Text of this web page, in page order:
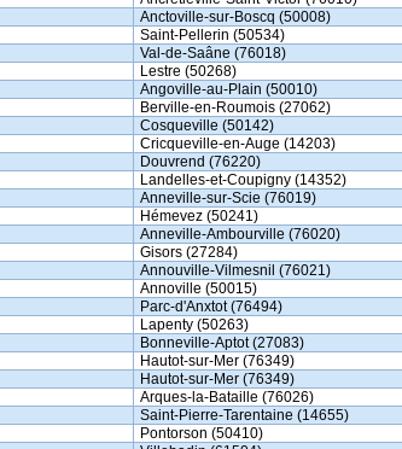
Anctoville-sur-Boscq (50008)
Saint-Pellerin (50534)
Val-de-Saâne (76018)
Lestre (50268)
Angoville-au-Plain (50010)
Berville-en-Roumois (27062)
Cosqueville (50142)
Cricqueville-en-Auge (14203)
Douvrend (76220)
Landelles-et-Coupigny (14352)
Anneville-sur-Scie (76019)
Hémevez (50241)
Anneville-Ambourville (76020)
Gisors (27284)
Annouville-Vilmesnil (76021)
Annoville (50015)
Parc-d'Anxtot (76494)
Lapenty (50263)
Bonneville-Aptot (27083)
Hautot-sur-Mer (76349)
Hautot-sur-Mer (76349)
Arques-la-Bataille (76026)
Saint-Pierre-Tarentaine (14655)
Pontorson (50410)